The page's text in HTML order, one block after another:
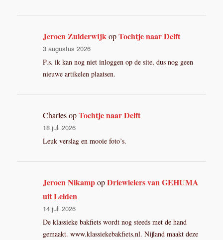
Jeroen ZuiderwijkopTochtje naar Delft
3 augustus 2026
P.s. ik kan nog niet inloggen op de site, dus nog geen
nieuwe artikelen plaatsen.
CharlesopTochtje naar Delft
18 juli 2026
Leuk verslag en mooie foto’s.
Jeroen NikampopDriewielers van GEHUMA
uit Leiden
14 juli 2026
De klassieke bakfiets wordt nog steeds met de hand
gemaakt. www.klassiekebakfiets.nl. Nijland maakt deze